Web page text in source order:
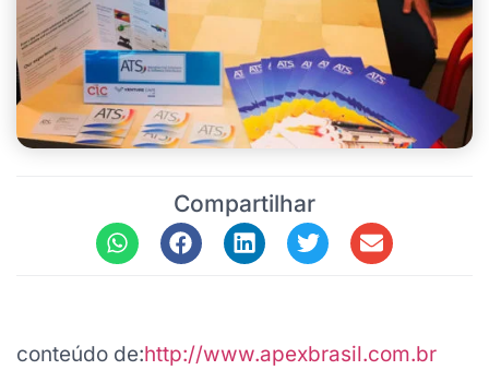
Compartilhar
conteúdo de:http://www.apexbrasil.com.br